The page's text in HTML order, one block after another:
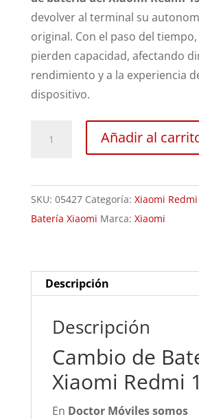
devolver al terminal su
original. Con el paso del
pierden capacidad, afectando
rendimiento y a la experiencia
dispositivo.
Redmi
15
cantidad
Añadir al
SKU: 05427 Categoría: Xiaomi
Batería Xiaomi Marca: Xiaomi
Descripción
Descripción
Cambio de
Xiaomi Redmi
En Doctor Móviles somos